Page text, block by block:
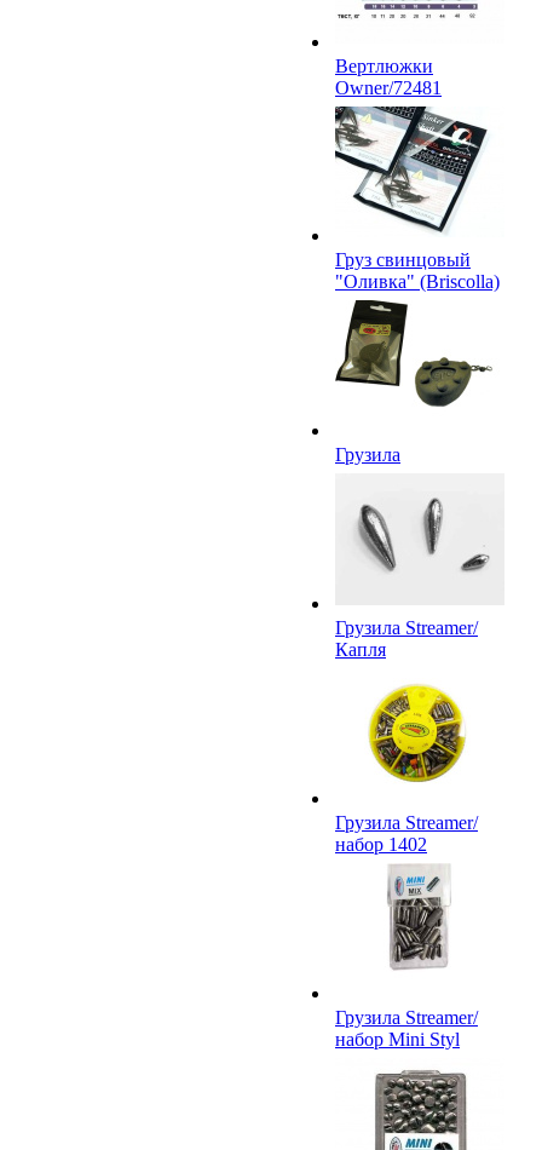
Вертлюжки
Owner/72481
Груз свинцовый
"Оливка" (Briscolla)
Грузила
Грузила Streamer/
Капля
Грузила Streamer/
набор 1402
Грузила Streamer/
набор Mini Styl